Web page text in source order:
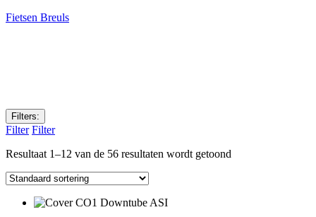
Fietsen Breuls
Filters:
Filter Filter
Resultaat 1–12 van de 56 resultaten wordt getoond